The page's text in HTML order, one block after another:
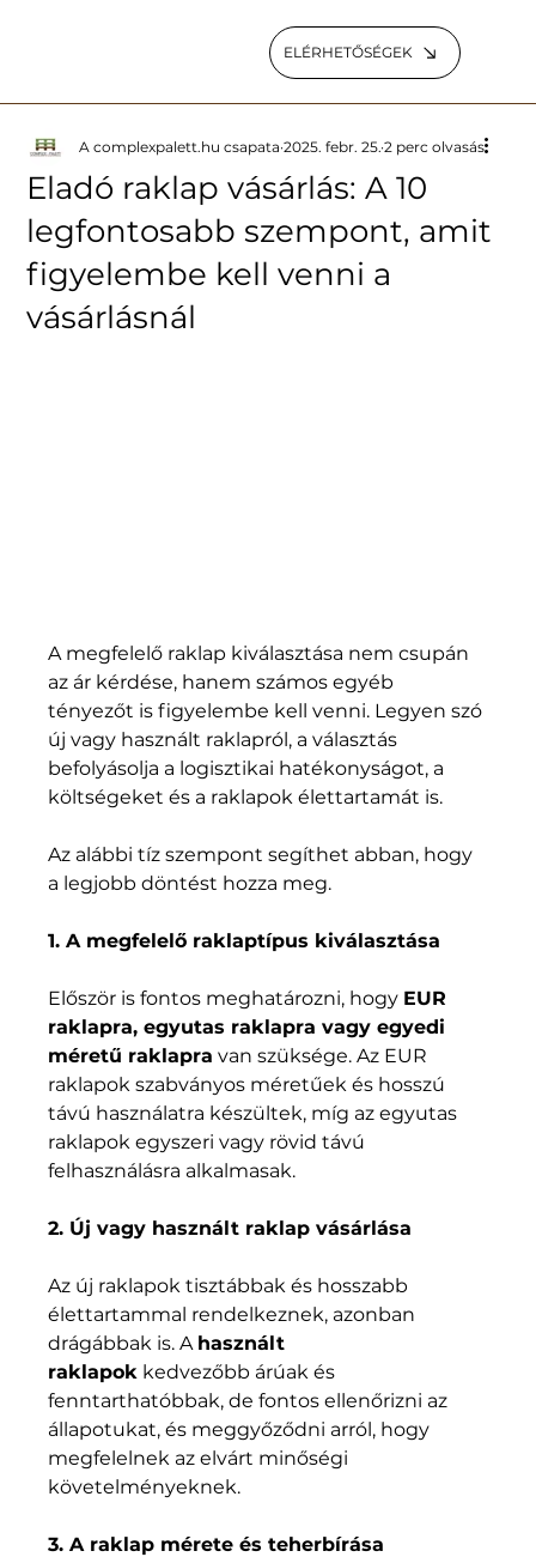
ELÉRHETŐSÉGEK
Eladó raklap vásárlás: A 10
legfontosabb szempont, amit
figyelembe kell venni a
vásárlásnál
A complexpalett.hu csapata 2025. febr. 25.2 perc olvasás
A megfelelő raklap kiválasztása nem csupán
az ár kérdése, hanem számos egyéb
tényezőt is figyelembe kell venni. Legyen szó
új vagy használt raklapról, a választás
befolyásolja a logisztikai hatékonyságot, a
költségeket és a raklapok élettartamát is.
Az alábbi tíz szempont segíthet abban, hogy
a legjobb döntést hozza meg.
1. A megfelelő raklaptípus kiválasztása
Először is fontos meghatározni, hogy EUR
raklapra, egyutas raklapra vagy egyedi
méretű raklapra van szüksége. Az EUR
raklapok szabványos méretűek és hosszú
távú használatra készültek, míg az egyutas
raklapok egyszeri vagy rövid távú
felhasználásra alkalmasak.
2. Új vagy használt raklap vásárlása
Az új raklapok tisztábbak és hosszabb
élettartammal rendelkeznek, azonban
drágábbak is. A használt
raklapok kedvezőbb árúak és
fenntarthatóbbak, de fontos ellenőrizni az
állapotukat, és meggyőződni arról, hogy
megfelelnek az elvárt minőségi
követelményeknek.
3. A raklap mérete és teherbírása